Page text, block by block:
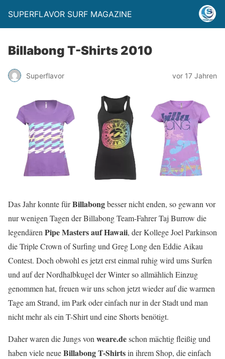
SUPERFLAVOR SURF MAGAZINE
Billabong T-Shirts 2010
Superflavor vor 17 Jahren
Das Jahr konnte fürBillabongbesser nicht enden, so gewann vor
nur wenigen Tagen der Billabong Team-Fahrer Taj Burrow die
legendären Pipe Masters auf Hawaii, der Kollege Joel Parkinson
die Triple Crown of Surfing und Greg Long den Eddie Aikau
Contest. Doch obwohl es jetzt erst einmal ruhig wird ums Surfen
und auf der Nordhalbkugel der Winter so allmählich Einzug
genommen hat, freuen wir uns schon jetzt wieder auf die warmen
Tage am Strand, im Park oder einfach nur in der Stadt und man
nicht mehr als ein T-Shirt und eine Shorts benötigt.
Daher waren die Jungs von weare.deschon mächtig fleißig und
haben viele neueBillabong T-Shirtsin ihrem Shop, die einfach